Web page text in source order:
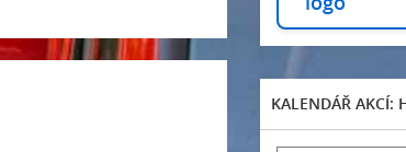
KALENDÁŘ AKCÍ: